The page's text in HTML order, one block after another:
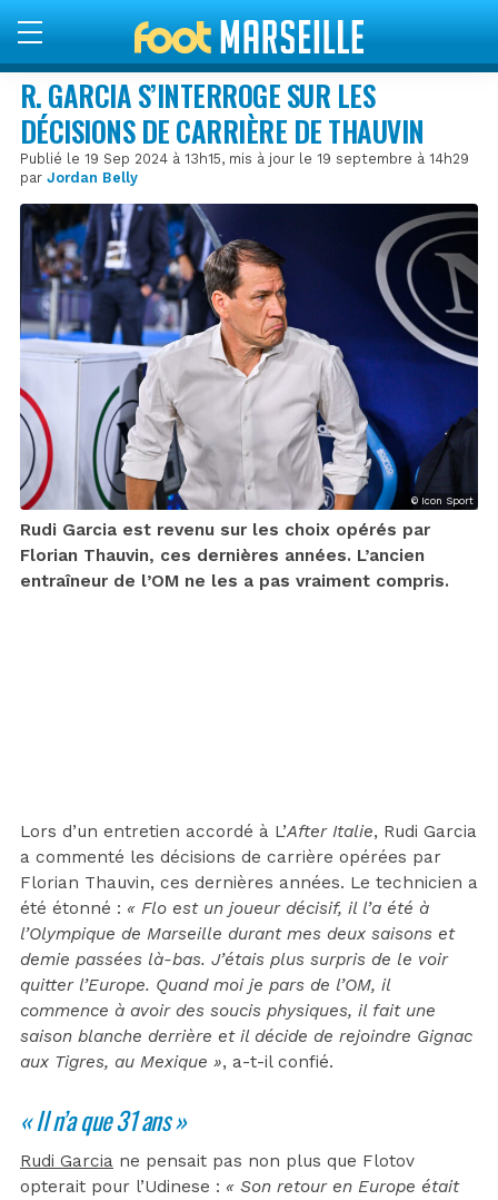
R. GARCIA S’INTERROGE SUR LES
DÉCISIONS DE CARRIÈRE DE THAUVIN
Publié le 19 Sep 2024 à 13h15, mis à jour le 19 septembre à 14h29
par Jordan Belly
© Icon Sport
Rudi Garcia est revenu sur les choix opérés par
Florian Thauvin, ces dernières années. L’ancien
entraîneur de l’OM ne les a pas vraiment compris.
Lors d’un entretien accordé à L’After Italie, Rudi Garcia
a commenté les décisions de carrière opérées par
Florian Thauvin, ces dernières années. Le technicien a
été étonné : « Flo est un joueur décisif, il l’a été à
l’Olympique de Marseille durant mes deux saisons et
demie passées là-bas. J’étais plus surpris de le voir
quitter l’Europe. Quand moi je pars de l’OM, il
commence à avoir des soucis physiques, il fait une
saison blanche derrière et il décide de rejoindre Gignac
aux Tigres, au Mexique », a-t-il confié.
« Il n’a que 31 ans »
Rudi Garcia ne pensait pas non plus que Flotov
opterait pour l’Udinese : « Son retour en Europe était